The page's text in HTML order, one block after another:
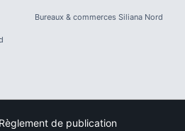
Bureaux & commerces Siliana Nord
Règlement de publication